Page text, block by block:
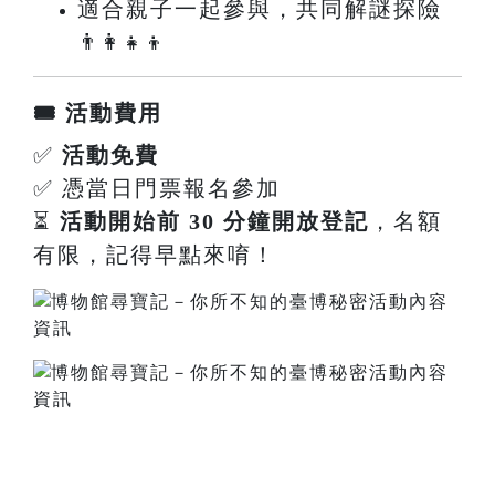
適合親子一起參與，共同解謎探險
👨‍👩‍👧‍👦
🎟️ 活動費用
✅ 活動免費
✅ 憑當日門票報名參加
⏳ 活動開始前 30 分鐘開放登記 ，名額
有限，記得早點來唷！